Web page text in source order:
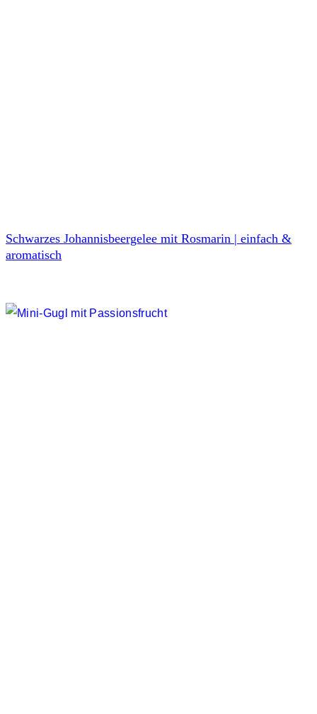
Schwarzes Johannisbeergelee mit Rosmarin | einfach &
aromatisch